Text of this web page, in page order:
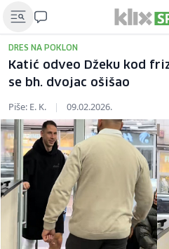
DRES NA POKLON
Katić odveo Džeku kod
se bh. dvojac ošišao
Piše: E. K. | 09.02.2026.